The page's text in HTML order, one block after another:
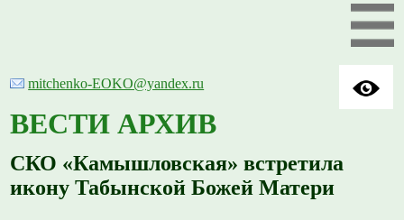
mitchenko-EOKO@yandex.ru
ВЕСТИ АРХИВ
СКО «Камышловская» встретила
икону Табынской Божей Матери